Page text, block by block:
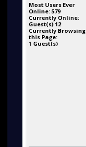
Most Users Ever
Online: 579
Currently Online:
Guest(s)12
Currently Browsing
this Page:
1 Guest(s)